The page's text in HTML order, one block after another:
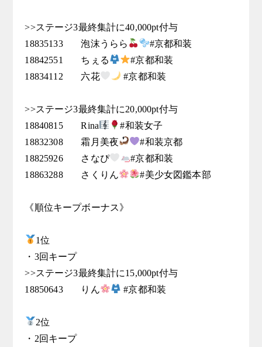
>>ステージ3最終集計に40,000pt付与
18835133	泡沫うらら
#京都和装
18842551	ちぇる
#京都和装
18834112	六花
#京都和装
>>ステージ3最終集計に20,000pt付与
18840815	Rina
#和装女子
18832308	霜月美夜
#和装京都
18825926	さなぴ
#京都和装
18863288	さくりん
#美少女図鑑本部
《順位キープボーナス》
1位
・3回キープ
>>ステージ3最終集計に15,000pt付与
18850643	りん
#京都和装
2位
・2回キープ